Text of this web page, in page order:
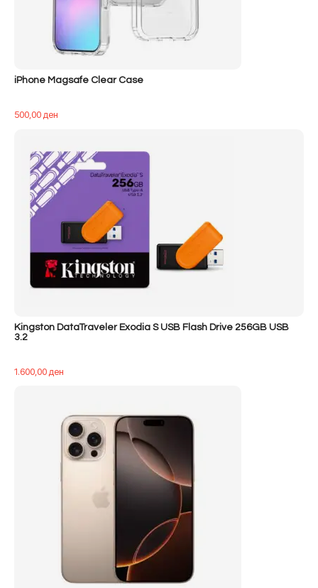
iPhone Magsafe Clear Case
500,00ден
Kingston DataTraveler Exodia S USB Flash Drive 256GB USB
3.2
1.600,00ден